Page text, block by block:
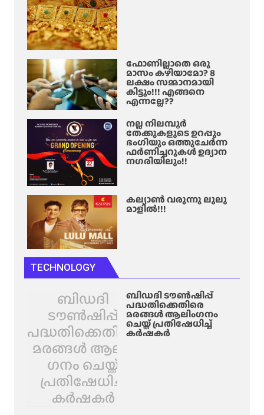
ഫോണില്ലാതെ ഒരു
മാസം കഴിയാമോ? 8
ലക്ഷം സമ്മാനമായി
കിട്ടും!!! എങ്ങനെ
എന്നല്ലേ??
നല്ല നിലമ്പൂർ
തേക്കുകളുടെ ഉറപ്പും
ഭംഗിയും ഒത്തുചേർന്ന
ഫർണിച്ചറുകൾ ഉദ്യാന
നഗരിയിലും!!
കല്യാൺ വരുന്നു ലുലു
മാളിൽ!!!
TECHNOLOGY
ബിഡദി
ടൗൺഷിപ്പ്
പദ്ധതിക്കെതിരെ
മരങ്ങൾ ആലിം​
ഗനം ചെയ്ത്
പ്രതിഷേധിച്ച്
കർഷകർ
ബിഡദി ടൗൺഷിപ്പ്
പദ്ധതിക്കെതിരെ
മരങ്ങൾ ആലിം​ഗനം
ചെയ്ത് പ്രതിഷേധിച്ച്
കർഷകർ